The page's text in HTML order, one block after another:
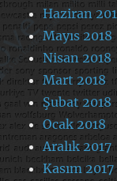
Haziran
Mayıs 2018
Nisan 2018
Mart 2018
Şubat 2018
Ocak 2018
Aralık 2017
Kasım 2017